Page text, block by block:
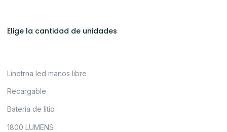
Elige la cantidad de unidades
Linetrna led manos libre
Recargable
Bateria de litio
1800 LUMENS